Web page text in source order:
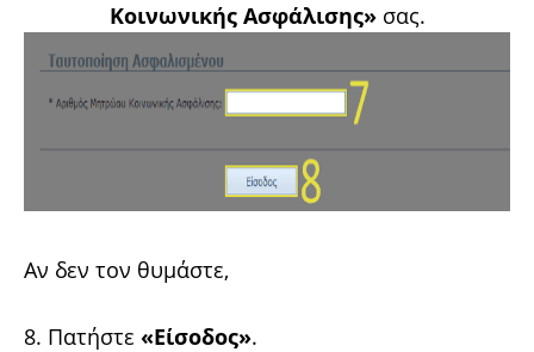
Κοινωνικής Ασφάλισης»σας.
Αν δεν τον θυμάστε,
8. Πατήστε «Είσοδος».